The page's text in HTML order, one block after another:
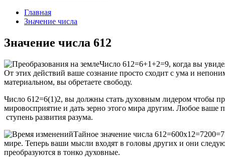
Главная
Значение числа
Значение числа 612
Число 612=6+1+2=9, когда вы
От этих действий ваше сознание просто сходит с ума и
материальном, вы обретаете свободу.
Число 612=6(1)2, вы должны стать духовным лидером чтобы
мировосприятие и дать зерно этого мира другим. Любое ваше
ступень развития разума.
Тайное значение числа
мире. Теперь ваши мысли входят в головы других и они
преобразуются в тонко духовные.